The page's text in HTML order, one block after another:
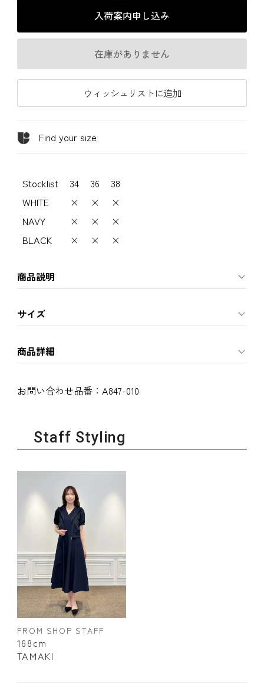
入荷案内申し込み
在庫がありません
ウィッシュリストに追加
Find your size
Stocklist 34 36
38
WHITE
× ×
×
NAVY
× ×
×
BLACK
× × ×
商品説明
サイズ
商品詳細
お問い合わせ品番： A847-010
Staff Styling
FROM SHOP STAFF
168cm
TAMAKI